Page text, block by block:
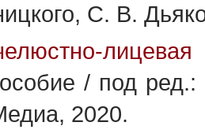
С. В.
лицевая
/ под
2020.